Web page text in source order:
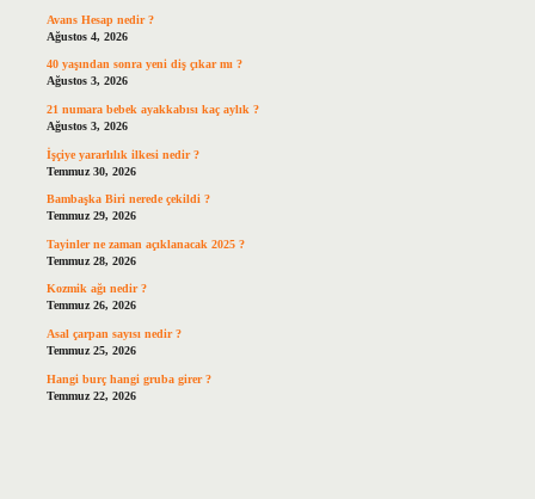
Avans Hesap nedir ?
Ağustos 4, 2026
40 yaşından sonra yeni diş çıkar mı ?
Ağustos 3, 2026
21 numara bebek ayakkabısı kaç aylık ?
Ağustos 3, 2026
İşçiye yararlılık ilkesi nedir ?
Temmuz 30, 2026
Bambaşka Biri nerede çekildi ?
Temmuz 29, 2026
Tayinler ne zaman açıklanacak 2025 ?
Temmuz 28, 2026
Kozmik ağı nedir ?
Temmuz 26, 2026
Asal çarpan sayısı nedir ?
Temmuz 25, 2026
Hangi burç hangi gruba girer ?
Temmuz 22, 2026